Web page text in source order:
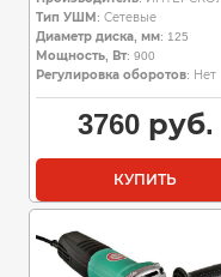
Тип УШМ : Сетевые
Диаметр диска, мм: 125
Мощность, Вт: 900
Регулировка оборотов: Нет
3760руб.
КУПИТЬ